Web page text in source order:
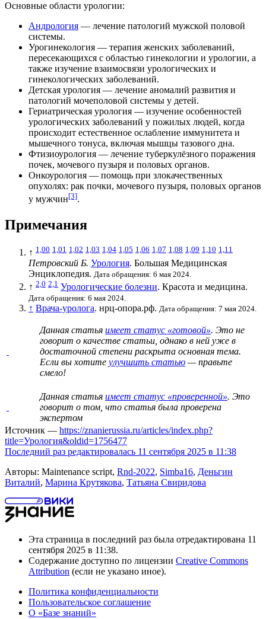
Основные области урологии:
Андрология — лечение патологий мужской половой
системы.
Урогинекология — терапия женских заболеваний,
пересекающихся с областью гинекологии и урологии, а
также изучение взаимосвязи урологических и
гинекологических заболеваний.
Детская урология — лечение аномалий развития и
патологий мочеполовой системы у детей.
Гериатрическая урология — изучение особенностей
урологических заболеваний у пожилых людей, когда
происходит естественное ослабление иммунитета и
мышечного тонуса, включая мышцы тазового дна.
Фтизиоурология — лечение туберкулёзного поражения
почек, мочевого пузыря и половых органов.
Онкоурология — помощь при злокачественных
опухолях: рак почки, мочевого пузыря, половых органов
у мужчин[3].
Примечания
↑ 1,00 1,01 1,02 1,03 1,04 1,05 1,06 1,07 1,08 1,09 1,10 1,11
Петровский Б. Урология. Большая Медицинская
Энциклопедия. Дата обращения: 6 мая 2024.
↑ 2,0 2,1 Урологические болезни. Красота и медицина.
Дата обращения: 6 мая 2024.
↑ Врача-уролога. нрц-опора.рф. Дата обращения: 7 мая 2024.
Данная статья имеет статус «готовой». Это не
говорит о качестве статьи , однако в ней уже в
достаточной степени раскрыта основная тема.
Если вы хотите улучшить статью — правьте
смело!
Данная статья имеет статус «проверенной». Это
говорит о том, что статья была проверена
экспертом
Источник — https://znanierussia.ru/articles/index.php?
title=Урология&oldid=1756477
Последний раз редактировалась 11 сентября 2025 в 11:38
Авторы: Maintenance script, Rnd-2022, Simba16, Деньгин
Виталий, Марина Крутякова, Татьяна Свиридова
Эта страница в последний раз была отредактирована 11
сентября 2025 в 11:38.
Содержание доступно по лицензии Creative Commons
Attribution (если не указано иное).
Политика конфиденциальности
Пользовательское соглашение
О «Базе знаний»